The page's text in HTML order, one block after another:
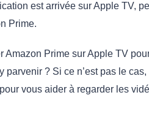
est arrivée sur Apple TV,
Prime.
Amazon Prime sur Apple TV
parvenir ? Si ce n’est pas le
vous aider à regarder les